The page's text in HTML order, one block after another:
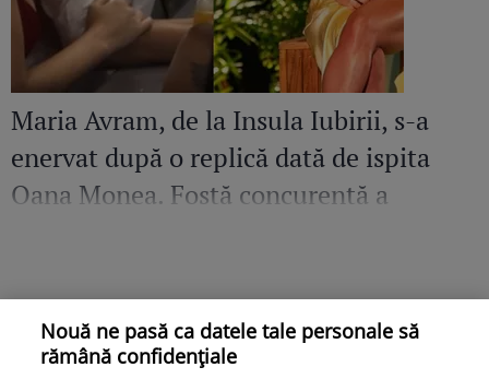
Maria Avram, de la Insula Iubirii, s-a
enervat după o replică dată de ispita
Oana Monea. Fostă concurentă a
Nouă ne pasă ca datele tale personale să
rămână confidențiale